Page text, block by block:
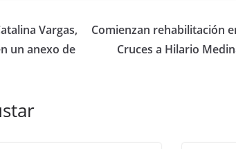
Vargas,
un anexo de
Comienzan rehabilitación
Cruces a Hilario